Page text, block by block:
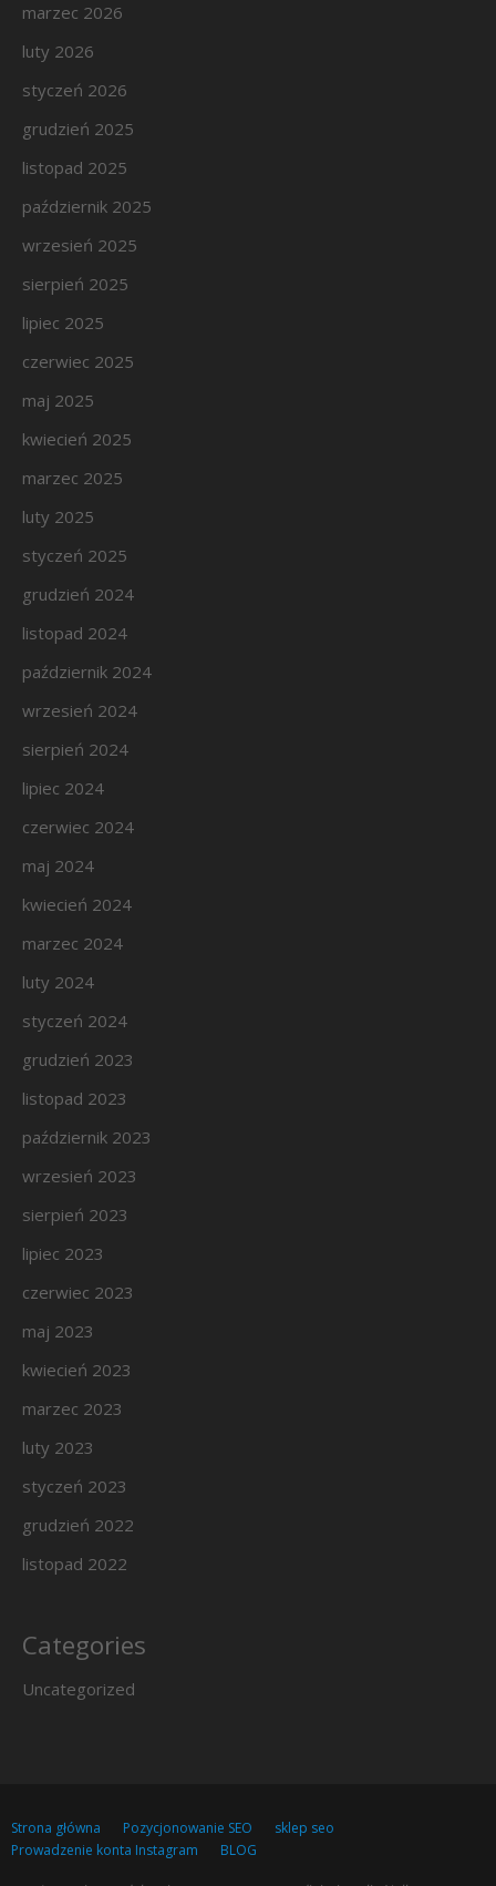
marzec 2026
luty 2026
styczeń 2026
grudzień 2025
listopad 2025
październik 2025
wrzesień 2025
sierpień 2025
lipiec 2025
czerwiec 2025
maj 2025
kwiecień 2025
marzec 2025
luty 2025
styczeń 2025
grudzień 2024
listopad 2024
październik 2024
wrzesień 2024
sierpień 2024
lipiec 2024
czerwiec 2024
maj 2024
kwiecień 2024
marzec 2024
luty 2024
styczeń 2024
grudzień 2023
listopad 2023
październik 2023
wrzesień 2023
sierpień 2023
lipiec 2023
czerwiec 2023
maj 2023
kwiecień 2023
marzec 2023
luty 2023
styczeń 2023
grudzień 2022
listopad 2022
Categories
Uncategorized
Strona główna Pozycjonowanie SEO
sklep seo
Prowadzenie konta Instagram
BLOG